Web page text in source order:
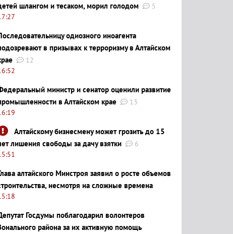
шлангом и тесаком, морил голодом
5
одиозного иноагента
в призывах к терроризму в Алтайском
12
министр и сенатор оценили развитие
в Алтайском крае
13
Алтайскому бизнесмену может грозить до 15
лишения свободы за дачу взятки
6
алтайского Минстроя заявил о росте объемов
несмотря на сложные времена
Госдумы поблагодарил волонтеров
района за их активную помощь